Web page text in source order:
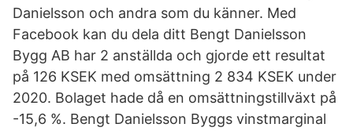
Danielsson och andra som du känner. Med
Facebook kan du dela ditt Bengt Danielsson
Bygg AB har 2 anställda och gjorde ett resultat
på 126 KSEK med omsättning 2 834 KSEK under
2020. Bolaget hade då en omsättningstillväxt på
-15,6 %. Bengt Danielsson Byggs vinstmarginal